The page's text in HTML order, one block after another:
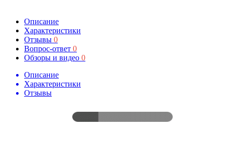
Описание
Характеристики
Отзывы 0
Вопрос-ответ 0
Обзоры и видео 0
Описание
Характеристики
Отзывы